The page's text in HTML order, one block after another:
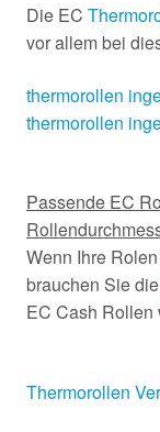
Die EC
vor allem bei
thermorollen
thermorollen
Passende EC
Wenn Ihre
brauchen Sie die
EC Cash Rollen
Thermorollen